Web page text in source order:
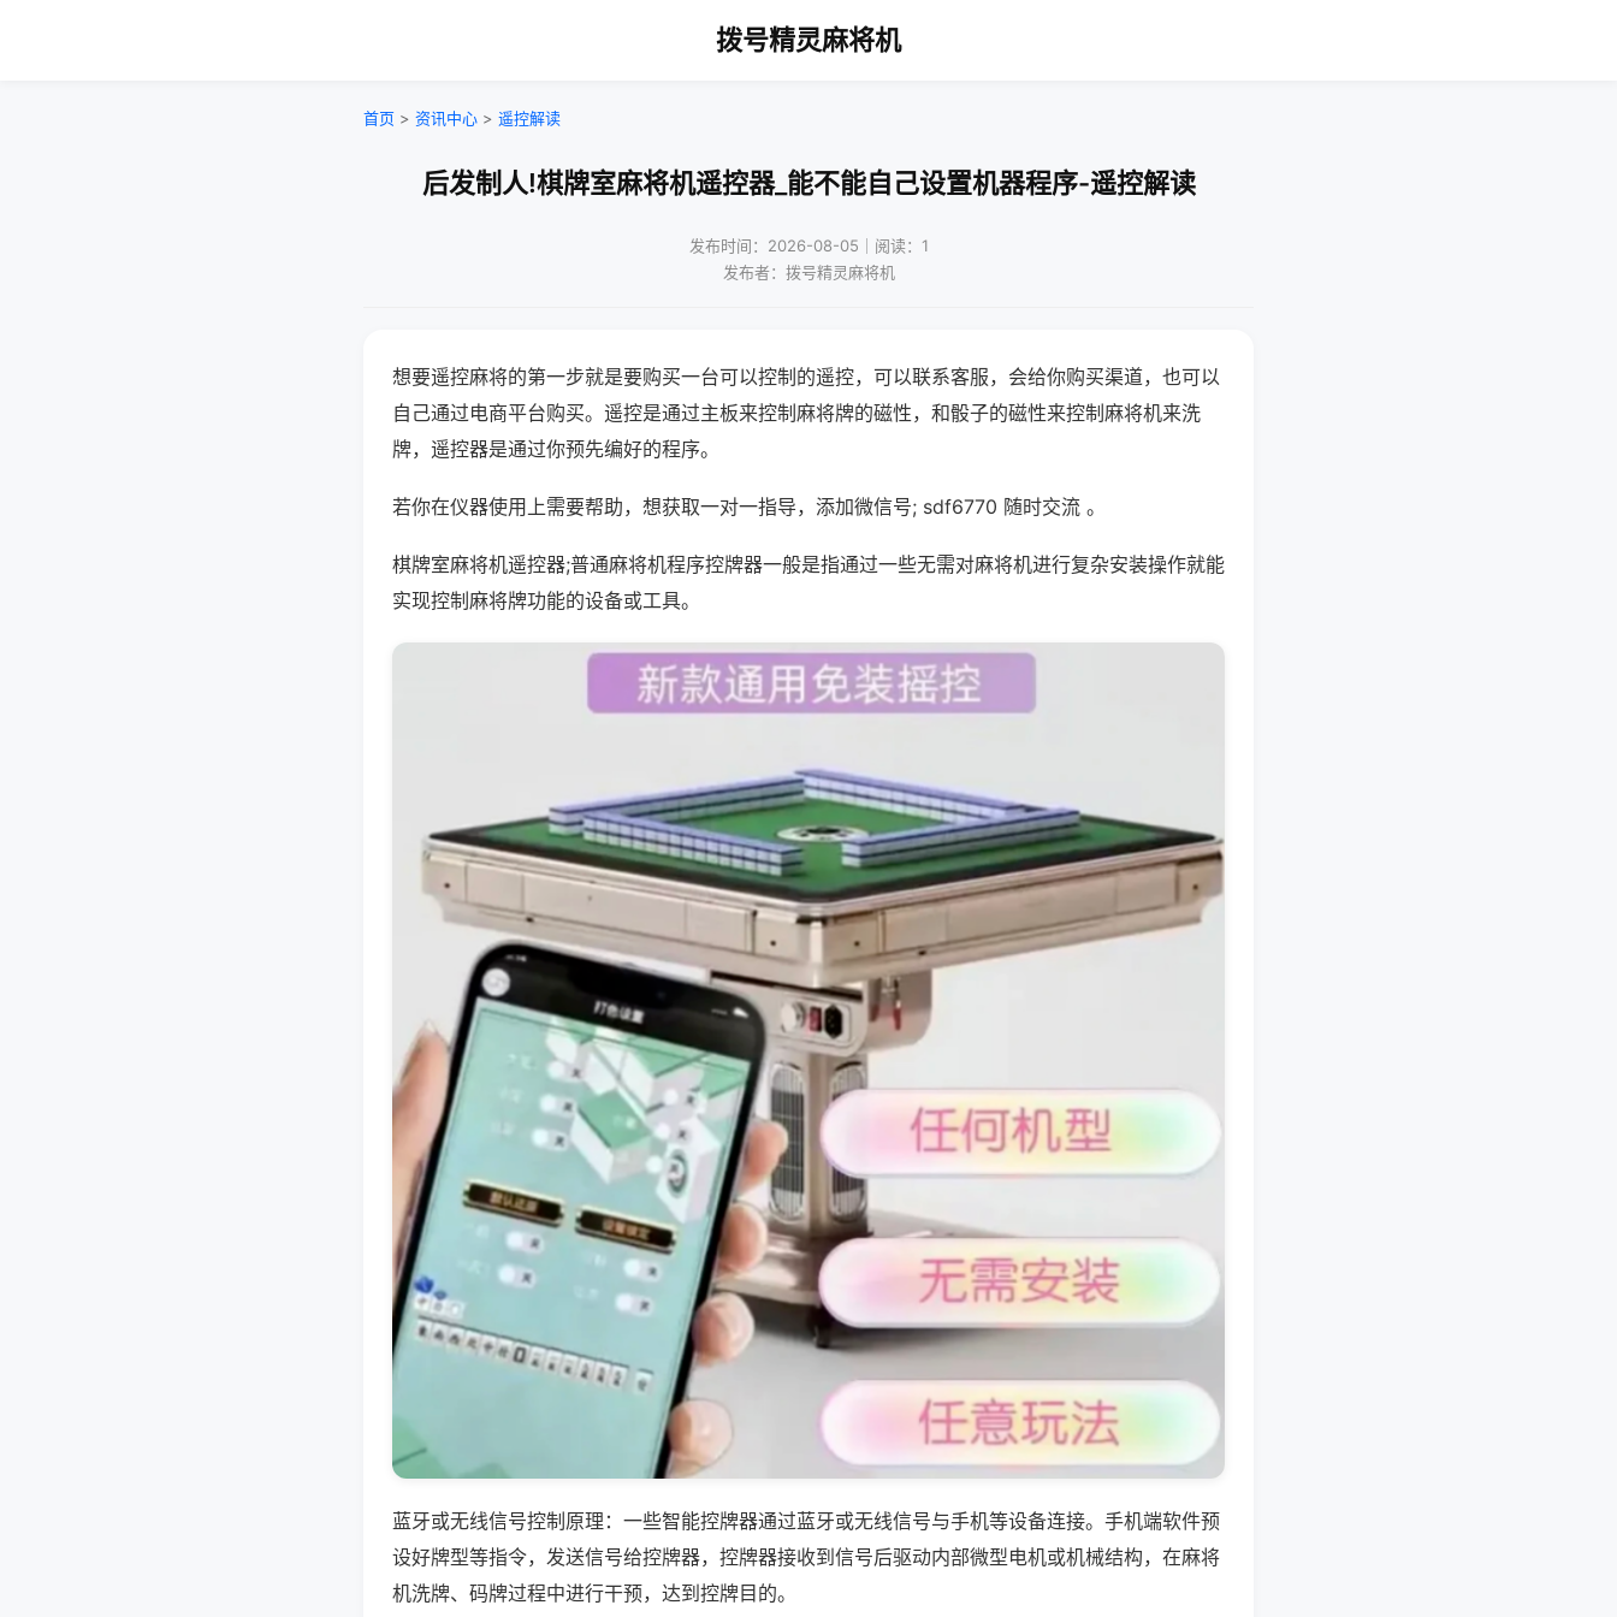
拨号精灵麻将机
首页 > 资讯中心 > 遥控解读
后发制人!棋牌室麻将机遥控器_能不能自己设置机器程序-遥控解读
发布时间：2026-08-05｜阅读：1
发布者：拨号精灵麻将机
想要遥控麻将的第一步就是要购买一台可以控制的遥控，可以联系客服，会给你购买渠道，也可以
自己通过电商平台购买。遥控是通过主板来控制麻将牌的磁性，和骰子的磁性来控制麻将机来洗
牌，遥控器是通过你预先编好的程序。
若你在仪器使用上需要帮助，想获取一对一指导，添加微信号; sdf6770 随时交流 。
棋牌室麻将机遥控器;普通麻将机程序控牌器一般是指通过一些无需对麻将机进行复杂安装操作就能
实现控制麻将牌功能的设备或工具。
蓝牙或无线信号控制原理：一些智能控牌器通过蓝牙或无线信号与手机等设备连接。手机端软件预
设好牌型等指令，发送信号给控牌器，控牌器接收到信号后驱动内部微型电机或机械结构，在麻将
机洗牌、码牌过程中进行干预，达到控牌目的。